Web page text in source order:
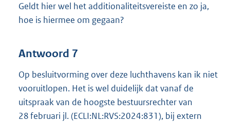
Geldt hier wel het additionaliteitsvereiste en zo ja,
hoe is hiermee om gegaan?
Antwoord 7
Op besluitvorming over deze luchthavens kan ik niet
vooruitlopen. Het is wel duidelijk dat vanaf de
uitspraak van de hoogste bestuursrechter van
28 februari jl. (ECLI:NL:RVS:2024:831), bij extern